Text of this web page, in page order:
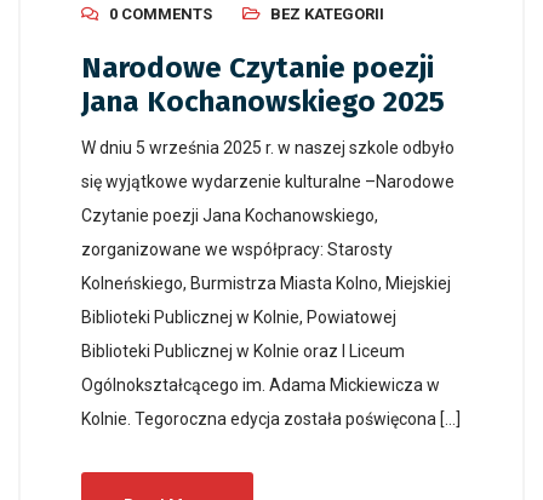
0 COMMENTS
BEZ KATEGORII
Narodowe Czytanie poezji
Jana Kochanowskiego 2025
W dniu 5 września 2025 r. w naszej szkole odbyło
się wyjątkowe wydarzenie kulturalne –Narodowe
Czytanie poezji Jana Kochanowskiego,
zorganizowane we współpracy: Starosty
Kolneńskiego, Burmistrza Miasta Kolno, Miejskiej
Biblioteki Publicznej w Kolnie, Powiatowej
Biblioteki Publicznej w Kolnie oraz I Liceum
Ogólnokształcącego im. Adama Mickiewicza w
Kolnie. Tegoroczna edycja została poświęcona […]